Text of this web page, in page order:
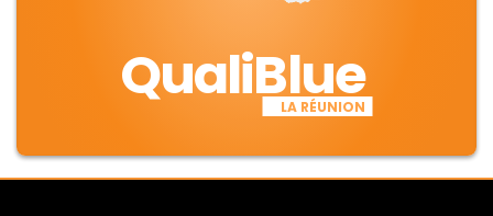
QualiBlue
LA RÉUNION